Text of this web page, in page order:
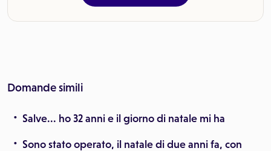
Domande simili
Salve... ho 32 anni e il giorno di natale mi ha
Sono stato operato, il natale di due anni fa, con